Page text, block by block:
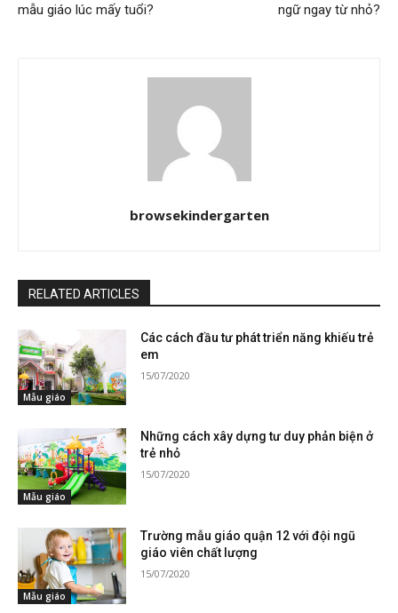
mẫu giáo lúc mấy tuổi?
ngữ ngay từ nhỏ?
browsekindergarten
RELATED ARTICLES
Mẫu giáo
Các cách đầu tư phát triển năng khiếu trẻ
em
15/07/2020
Mẫu giáo
Những cách xây dựng tư duy phản biện ở
trẻ nhỏ
15/07/2020
Mẫu giáo
Trường mẫu giáo quận 12 với đội ngũ
giáo viên chất lượng
15/07/2020